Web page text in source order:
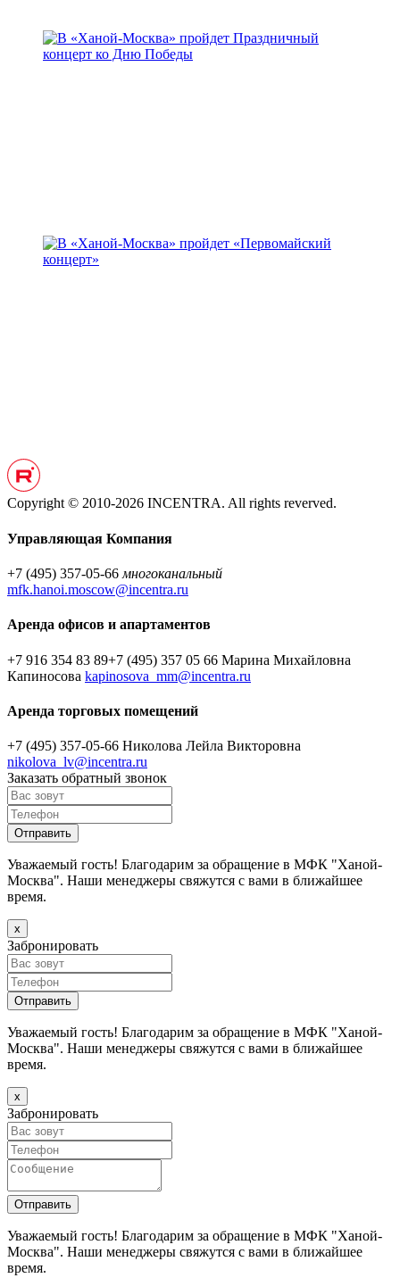
Copyright © 2010-2026 INCENTRA. All rights reverved.
Управляющая Компания
+7 (495) 357-05-66 многоканальный
mfk.hanoi.moscow@incentra.ru
Аренда офисов и апартаментов
+7 916 354 83 89+7 (495) 357 05 66 Марина Михайловна
Капиносова kapinosova_mm@incentra.ru
Аренда торговых помещений
+7 (495) 357-05-66 Николова Лейла Викторовна
nikolova_lv@incentra.ru
Заказать обратный звонок
Уважаемый гость! Благодарим за обращение в МФК "Ханой-
Москва". Наши менеджеры свяжутся с вами в ближайшее
время.
х
Забронировать
Уважаемый гость! Благодарим за обращение в МФК "Ханой-
Москва". Наши менеджеры свяжутся с вами в ближайшее
время.
х
Забронировать
Уважаемый гость! Благодарим за обращение в МФК "Ханой-
Москва". Наши менеджеры свяжутся с вами в ближайшее
время.